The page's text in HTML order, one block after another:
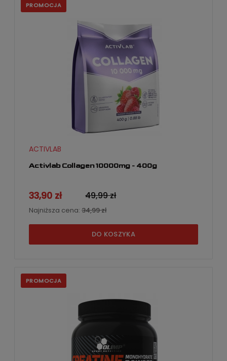
Activlab Collagen 10000mg - 400g
ACTIVLAB
33,90 zł 49,99 zł
Najniższa cena: 34,99 zł
DO KOSZYKA
PROMOCJA
PROMOCJA